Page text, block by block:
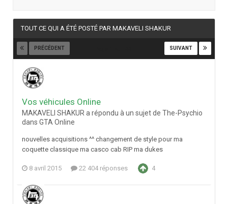
TOUT CE QUI A ÉTÉ POSTÉ PAR MAKAVELI SHAKUR
PRÉCÉDENT SUIVANT
Vos véhicules Online
MAKAVELI SHAKUR a répondu à un sujet de The-Psychio
dans GTA Online
nouvelles acquisitions ^^ changement de style pour ma
coquette classique ma casco cab RIP ma dukes
8 avril 2015 22 404 réponses 4